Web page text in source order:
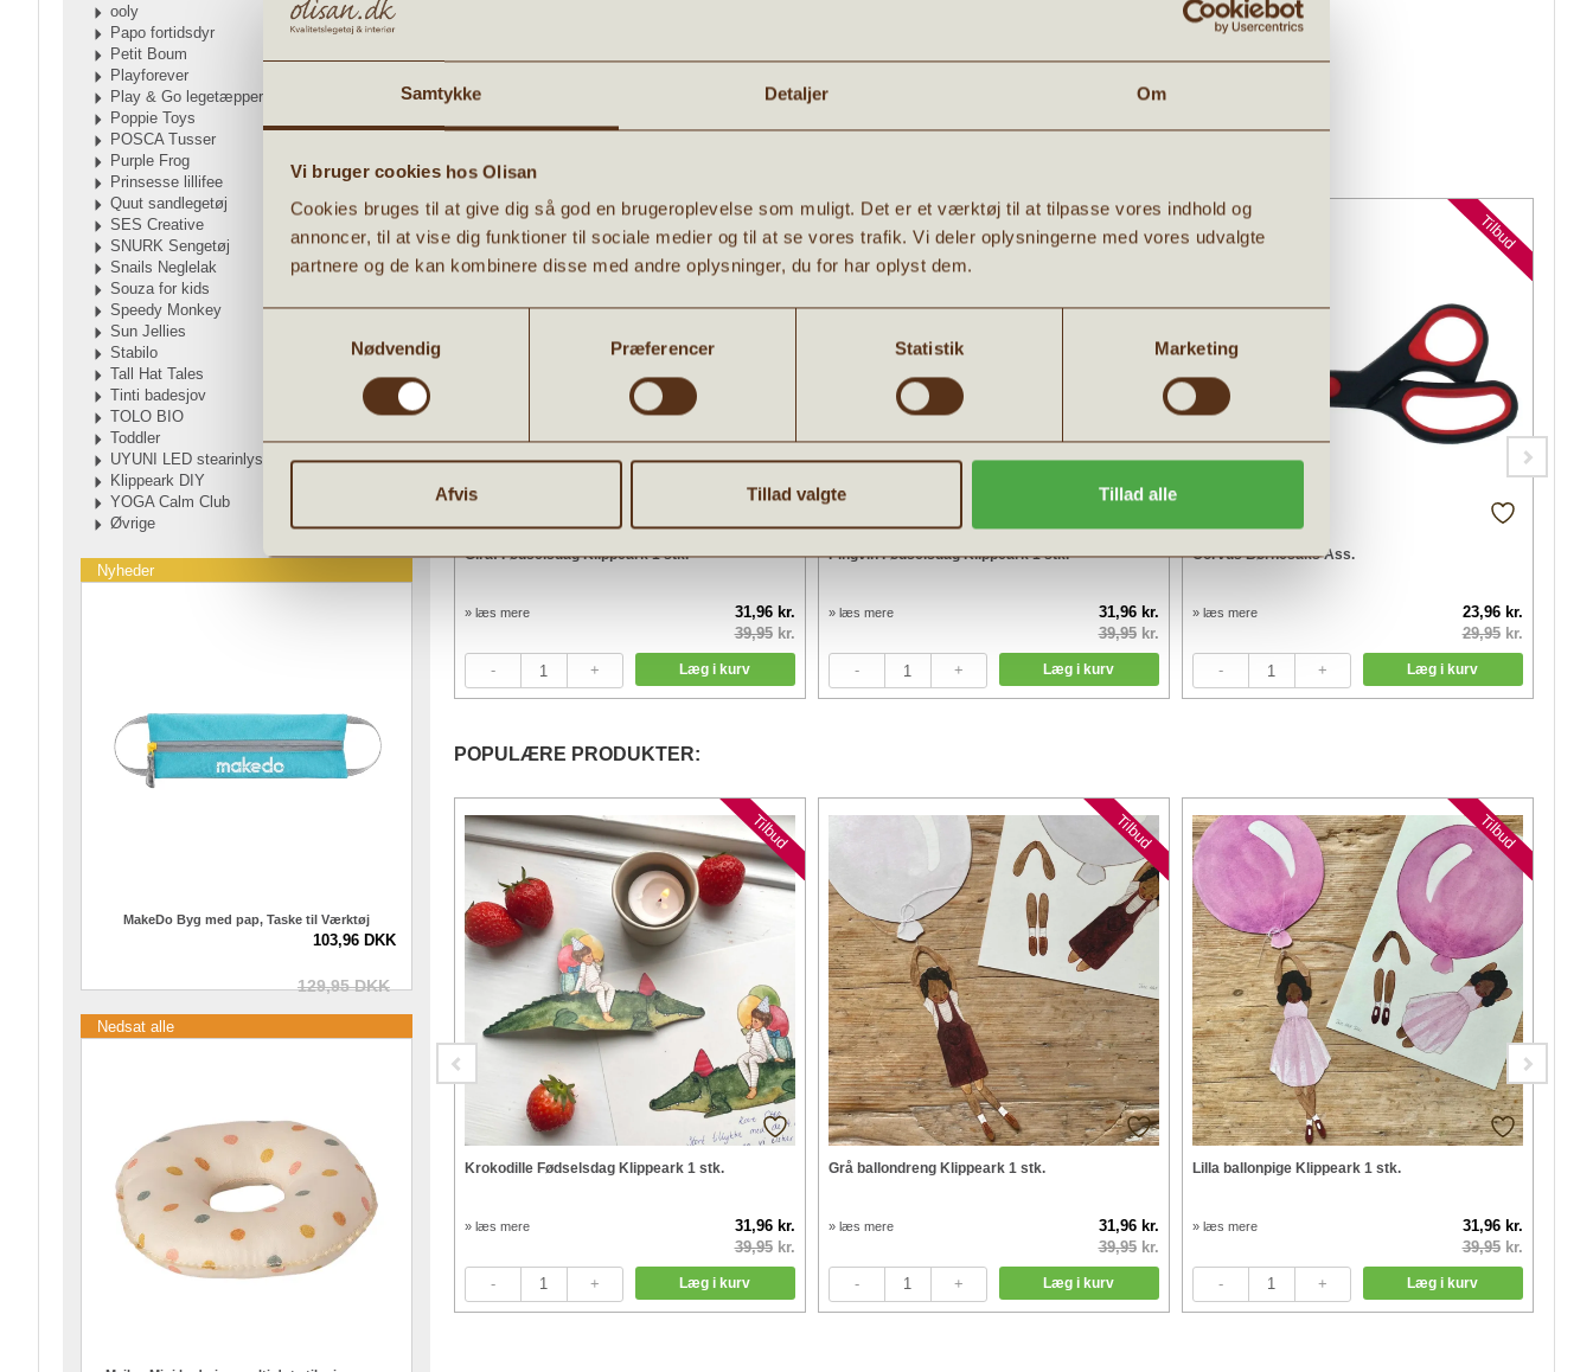
Samtykke Detaljer Om
Vi bruger cookies hos Olisan
Cookies bruges til at give dig så god en brugeroplevelse som muligt. Det er et værktøj til at tilpasse vores indhold og
annoncer, til at vise dig funktioner til sociale medier og til at se vores trafik. Vi deler oplysningerne med vores udvalgte
partnere og de kan kombinere disse med andre oplysninger, du for har oplyst dem.
Nødvendig
Præferencer Statistik Marketing
Afvis Tillad valgte Tillad alle
OBS. Placér aldrig udklippet tæt på levende lys.
Goki Fødselsdagsoptog med dyr i træ
Tilbud
Giraf Fødselsdag Klippeark 1 stk.
» læs mere
31,96 kr.
39,95kr.
Tilbud
Pingvin Fødselsdag Klippeark 1 stk.
» læs mere
31,96 kr.
39,95kr.
Tilbud
Corvus Børnesaks Ass.
» læs mere
23,96 kr.
29,95kr.
Tilbud
POPULÆRE PRODUKTER:
Corvus Skruetvinge til bord
» læs mere
39,96 kr.
Krokodille Fødselsdag Klippeark 1 stk.
» læs mere
31,96 kr.
39,95kr.
Tilbud
Grå ballondreng Klippeark 1 stk.
» læs mere
31,96 kr.
39,95kr.
Tilbud
Lilla ballonpige Klippeark 1 stk.
» læs mere
31,96 kr.
39,95kr.
Tilbud
ooly
Papo fortidsdyr
Petit Boum
Playforever
Play & Go legetæpper
Poppie Toys
POSCA Tusser
Purple Frog
Prinsesse lillifee
Quut sandlegetøj
SES Creative
SNURK Sengetøj
Snails Neglelak
Souza for kids
Speedy Monkey
Sun Jellies
Stabilo
Tall Hat Tales
Tinti badesjov
TOLO BIO
Toddler
UYUNI LED stearinlys
Klippeark DIY
YOGA Calm Club
Øvrige
Nyheder
MakeDo Byg med pap, Taske til Værktøj
103,96 DKK
129,95 DKK
Nedsat alle